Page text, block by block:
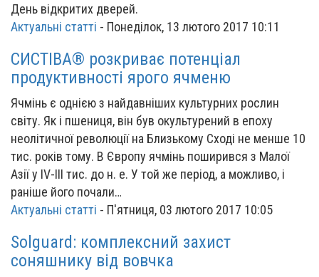
День відкритих дверей.
Актуальні статті - Понеділок, 13 лютого 2017 10:11
СИСТІВА® розкриває потенціал
продуктивності ярого ячменю
Ячмінь є однією з найдавніших культурних рослин
світу. Як і пшениця, він був окультурений в епоху
неолітичної революції на Близькому Сході не менше 10
тис. років тому. В Європу ячмінь поширився з Малої
Азії у IV-III тис. до н. е. У той же період, а можливо, і
раніше його почали…
Актуальні статті - П'ятниця, 03 лютого 2017 10:05
Solguard: комплексний захист
соняшнику від вовчка